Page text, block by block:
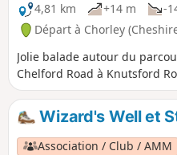
4,81 km
+14 m -
Départ à Chorley
Jolie balade autour du
Chelford Road à Knutsford
Wizard's Well et
Association / Club / AMM